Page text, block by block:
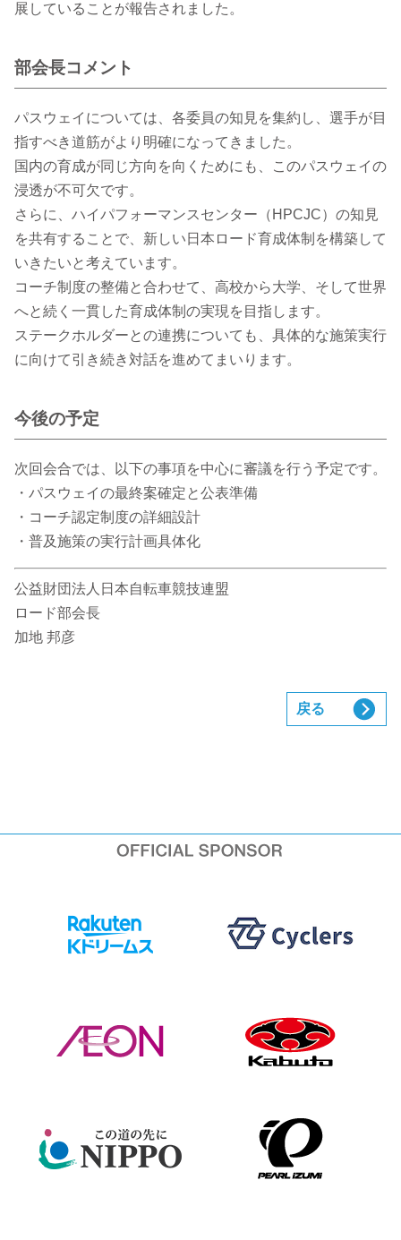
展していることが報告されました。
部会長コメント
パスウェイについては、各委員の知見を集約し、選手が目
指すべき道筋がより明確になってきました。
国内の育成が同じ方向を向くためにも、このパスウェイの
浸透が不可欠です。
さらに、ハイパフォーマンスセンター（HPCJC）の知見
を共有することで、新しい日本ロード育成体制を構築して
いきたいと考えています。
コーチ制度の整備と合わせて、高校から大学、そして世界
へと続く一貫した育成体制の実現を目指します。
ステークホルダーとの連携についても、具体的な施策実行
に向けて引き続き対話を進めてまいります。
今後の予定
次回会合では、以下の事項を中心に審議を行う予定です。
・パスウェイの最終案確定と公表準備
・コーチ認定制度の詳細設計
・普及施策の実行計画具体化
公益財団法人日本自転車競技連盟
ロード部会長
加地 邦彦
戻る